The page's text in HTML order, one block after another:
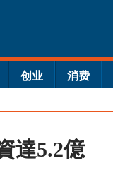
创业 消费
達5.2億